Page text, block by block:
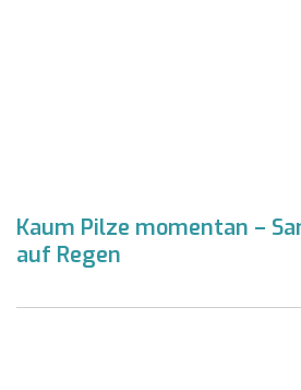
Kaum Pilze momentan –
auf Regen